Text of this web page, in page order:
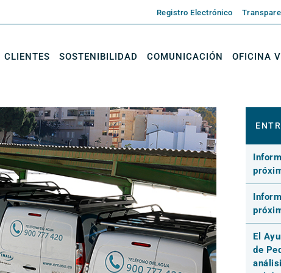
Registro Electrónico
CLIENTES SOSTENIBILIDAD COMUNICACIÓN OFICINA
El
de